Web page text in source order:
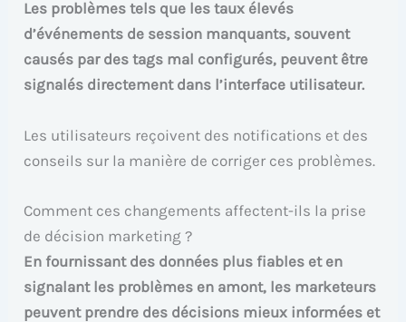
Les problèmes tels que les taux élevés
d’événements de session manquants, souvent
causés par des tags mal configurés, peuvent être
signalés directement dans l’interface utilisateur.
Les utilisateurs reçoivent des notifications et des
conseils sur la manière de corriger ces problèmes.
Comment ces changements affectent-ils la prise
de décision marketing ?
En fournissant des données plus fiables et en
signalant les problèmes en amont, les marketeurs
peuvent prendre des décisions mieux informées et